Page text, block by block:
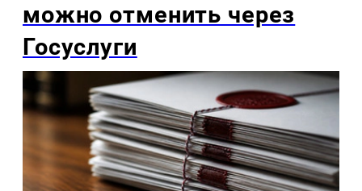
можно отменить через
Госуслуги